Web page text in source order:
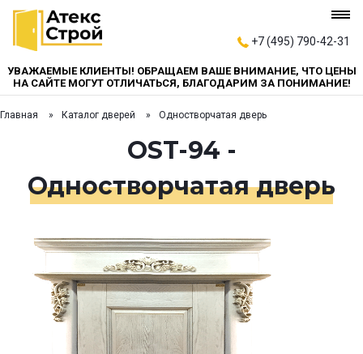
+7 (495) 790-42-31
УВАЖАЕМЫЕ КЛИЕНТЫ! ОБРАЩАЕМ ВАШЕ ВНИМАНИЕ, ЧТО ЦЕНЫ
НА САЙТЕ МОГУТ ОТЛИЧАТЬСЯ, БЛАГОДАРИМ ЗА ПОНИМАНИЕ!
Главная Каталог дверей Одностворчатая дверь
OST-94 -
Одностворчатая дверь